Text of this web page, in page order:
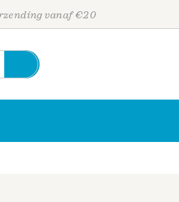
vanaf €20
Personen